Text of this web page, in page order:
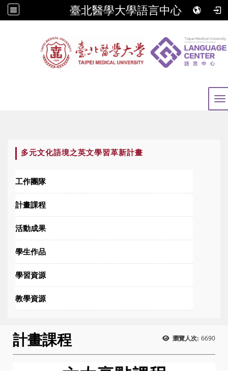
臺北醫學大學語言中心
多元文化語境之英文學習革新計畫
工作團隊
計畫課程
活動成果
學生作品
學習資源
教學資源
瀏覽人次: 6690
計畫課程